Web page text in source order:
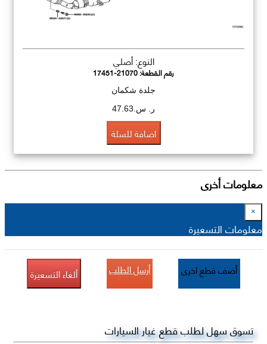
النوع: أصلي
رقم القطعة:17451-21070
جلدة شكمان
ر. س.47.63
اضافة للسلة
معلومات أخرى
×
معلومات التسعيرة
أضف قطع اخرى أرسل الطلب ألغاء التسعيرة
تسوق سهل لطلب قطع غيار السيارات